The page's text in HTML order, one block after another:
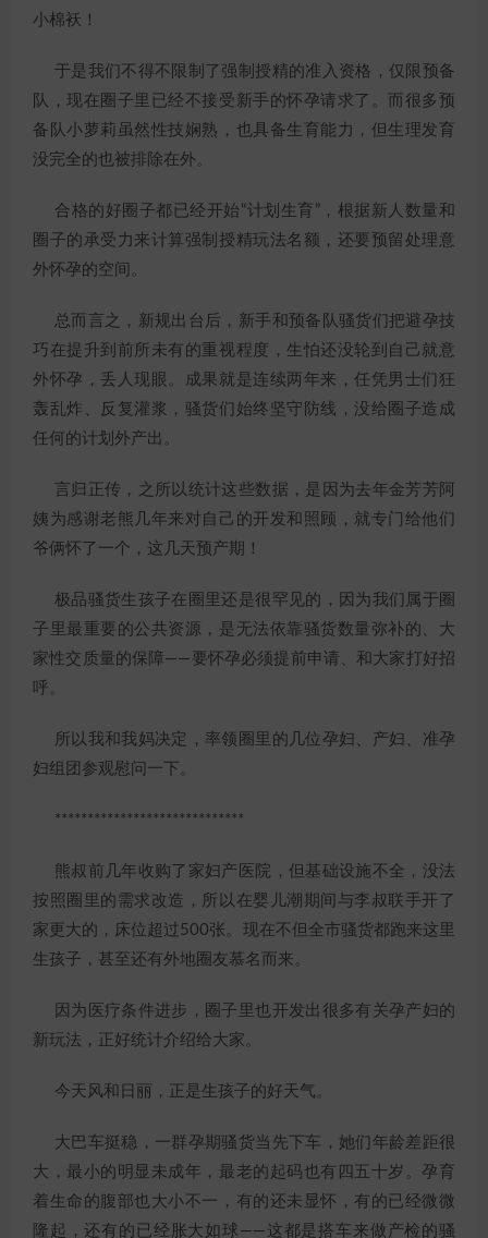
小棉袄！
于是我们不得不限制了强制授精的准入资格，仅限预备
队，现在圈子里已经不接受新手的怀孕请求了。而很多预
备队小萝莉虽然性技娴熟，也具备生育能力，但生理发育
没完全的也被排除在外。
合格的好圈子都已经开始“计划生育”，根据新人数量和
圈子的承受力来计算强制授精玩法名额，还要预留处理意
外怀孕的空间。
总而言之，新规出台后，新手和预备队骚货们把避孕技
巧在提升到前所未有的重视程度，生怕还没轮到自己就意
外怀孕，丢人现眼。成果就是连续两年来，任凭男士们狂
轰乱炸、反复灌浆，骚货们始终坚守防线，没给圈子造成
任何的计划外产出。
言归正传，之所以统计这些数据，是因为去年金芳芳阿
姨为感谢老熊几年来对自己的开发和照顾，就专门给他们
爷俩怀了一个，这几天预产期！
极品骚货生孩子在圈里还是很罕见的，因为我们属于圈
子里最重要的公共资源，是无法依靠骚货数量弥补的、大
家性交质量的保障——要怀孕必须提前申请、和大家打好招
呼。
所以我和我妈决定，率领圈里的几位孕妇、产妇、准孕
妇组团参观慰问一下。
*****************************
熊叔前几年收购了家妇产医院，但基础设施不全，没法
按照圈里的需求改造，所以在婴儿潮期间与李叔联手开了
家更大的，床位超过500张。现在不但全市骚货都跑来这里
生孩子，甚至还有外地圈友慕名而来。
因为医疗条件进步，圈子里也开发出很多有关孕产妇的
新玩法，正好统计介绍给大家。
今天风和日丽，正是生孩子的好天气。
大巴车挺稳，一群孕期骚货当先下车，她们年龄差距很
大，最小的明显未成年，最老的起码也有四五十岁。孕育
着生命的腹部也大小不一，有的还未显怀，有的已经微微
隆起，还有的已经胀大如球——这都是搭车来做产检的骚